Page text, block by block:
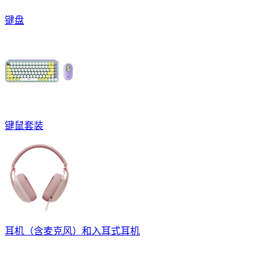
键盘
键鼠套装
耳机（含麦克风）和入耳式耳机